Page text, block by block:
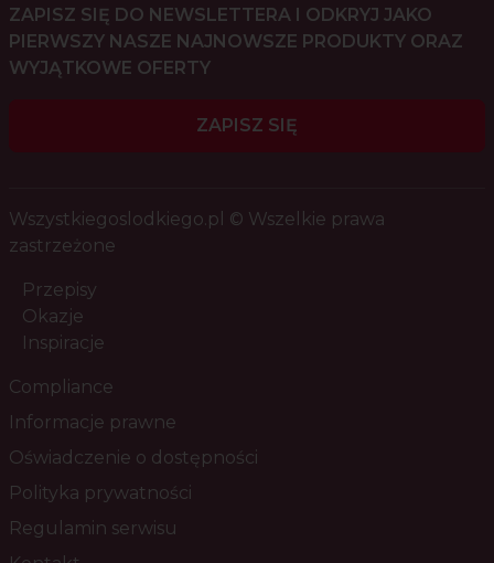
ZAPISZ SIĘ DO NEWSLETTERA I ODKRYJ JAKO
PIERWSZY NASZE NAJNOWSZE PRODUKTY ORAZ
WYJĄTKOWE OFERTY
ZAPISZ SIĘ
Wszystkiegoslodkiego.pl © Wszelkie prawa
zastrzeżone
Przepisy
Okazje
Inspiracje
Compliance
Informacje prawne
Oświadczenie o dostępności
Polityka prywatności
Regulamin serwisu